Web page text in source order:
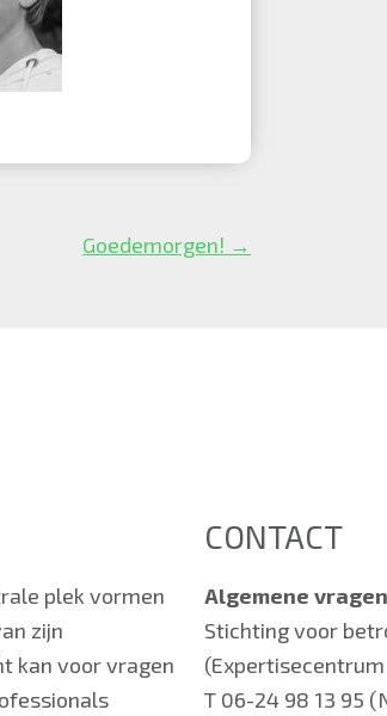
Goedemorgen! →
plek vormen
zijn
kan voor vragen
CONTACT
Algemene
Stichting voor
(Expertisecentrum
T 06-24 98 13 95